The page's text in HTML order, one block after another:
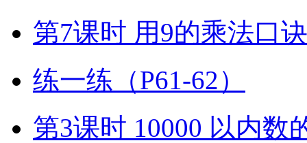
第7课时 用9的乘法口
练一练（P61-62）
第3课时 10000 以内数